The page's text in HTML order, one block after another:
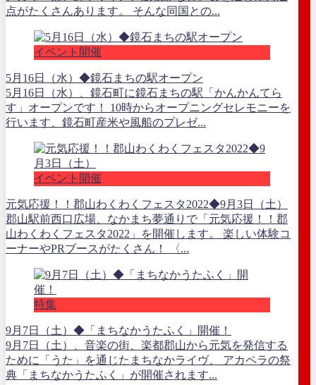
点がたくさんあります。 そんな同国との...
イベント開催
5月16日（水）◆鏡石まちの駅オープン
5月16日（水）、鏡石町に鏡石まちの駅「かんかんてら
す」オープンです！ 10時からオープニングセレモニーを
行います、鏡石町産米や風船のプレゼ...
イベント開催
元気応援！！郡山わくわくフェスタ2022◆9月3日（土）
郡山駅前西口広場、なかまち夢通りで「元気応援！！郡
山わくわくフェスタ2022」を開催します。 楽しい体験コ
ーナーやPRブースがたくさん！ 〈...
特集
9月7日（土）◆「まちなかうたふく」開催！
9月7日（土）、音楽の街、楽都郡山から元気を発信する
ために「うた」を通じたまちなかライヴ、 アカペラの祭
典「まちなかうたふく」が開催されます...